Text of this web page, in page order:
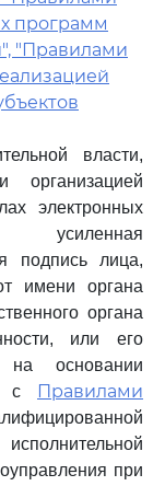
программ
"Правилами
власти,
организацией
электронных
усиленная
подпись лица,
имени органа
органа
или его
на основании
с
Правилами
при